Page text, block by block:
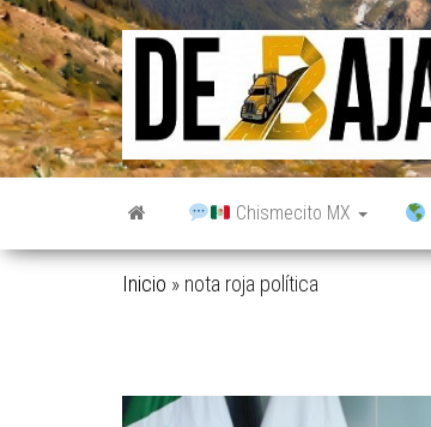
Saltar
al
contenido
Chismecito MX
Inicio » nota roja política